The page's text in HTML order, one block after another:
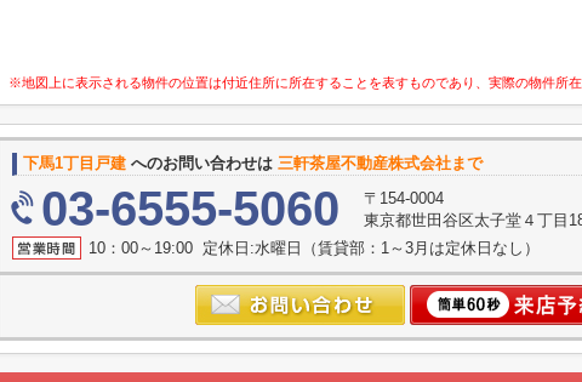
※地図上に表示される物件の位置は付近住所に所在することを表すものであり、実際の物件所
下馬1丁目戸建 へのお問い合わせは 三軒茶屋不動産株式会社まで
03-6555-5060
〒154-0004
東京都世田谷区太子堂４丁目
10：00～19:00 定休日:水曜日（賃貸部：1～3月は定休日なし）